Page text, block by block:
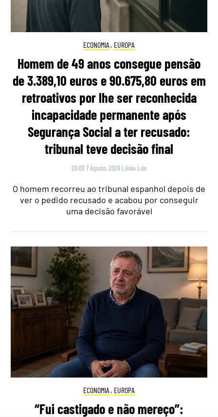
ECONOMIA , EUROPA
Homem de 49 anos consegue pensão
de 3.389,10 euros e 90.675,80 euros em
retroativos por lhe ser reconhecida
incapacidade permanente após
Segurança Social a ter recusado:
tribunal teve decisão final
20:00 7 Agosto, 2026 |João Luís
O homem recorreu ao tribunal espanhol depois de
ver o pedido recusado e acabou por conseguir
uma decisão favorável
ECONOMIA , EUROPA
“Fui castigado e não mereço”: